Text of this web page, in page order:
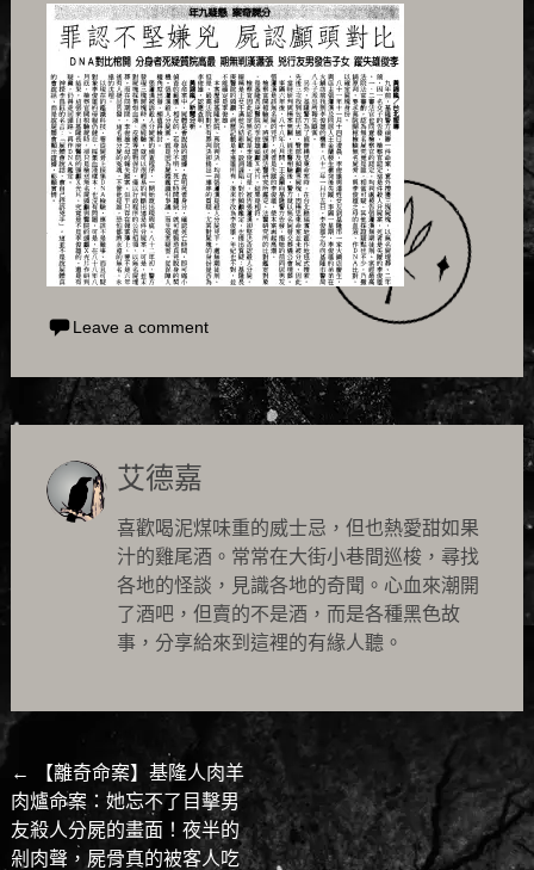
Leave a comment
艾德嘉
喜歡喝泥煤味重的威士忌，但也熱愛甜如果
汁的雞尾酒。常常在大街小巷間巡梭，尋找
各地的怪談，見識各地的奇聞。心血來潮開
了酒吧，但賣的不是酒，而是各種黑色故
事，分享給來到這裡的有緣人聽。
Post
navigation
←
【離奇命案】基隆人肉羊
肉爐命案：她忘不了目擊男
友殺人分屍的畫面！夜半的
剁肉聲，屍骨真的被客人吃